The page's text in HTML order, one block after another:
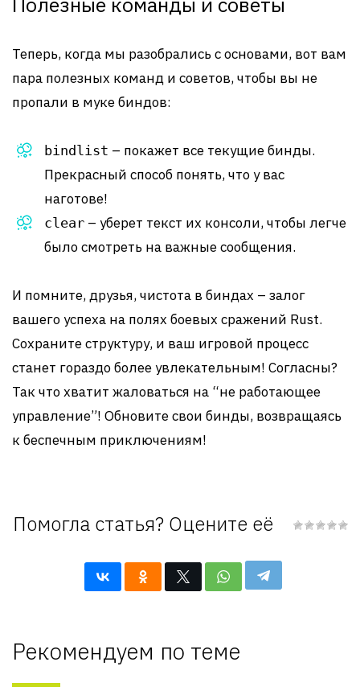
Теперь, когда мы разобрались с основами, вот вам
пара полезных команд и советов, чтобы вы не
пропали в муке биндов:
bindlist – покажет все текущие бинды.
Прекрасный способ понять, что у вас
наготове!
clear – уберет текст их консоли, чтобы легче
было смотреть на важные сообщения.
И помните, друзья, чистота в биндах – залог
вашего успеха на полях боевых сражений Rust.
Сохраните структуру, и ваш игровой процесс
станет гораздо более увлекательным! Согласны?
Так что хватит жаловаться на “не работающее
управление”! Обновите свои бинды, возвращаясь
к беспечным приключениям!
Помогла статья? Оцените её
Рекомендуем по теме